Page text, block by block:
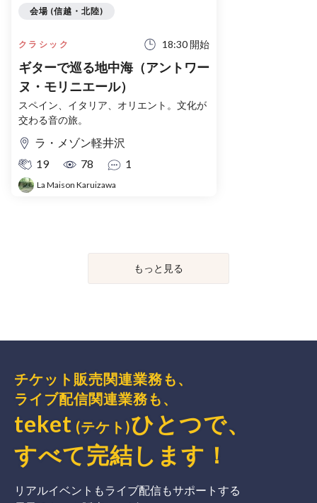
クラシック 18:30 開始
ギターで巡る地中海（アントワー
ヌ・モリニエール）
スペイン、イタリア、オリエント。文化が
交わる音の旅。
ラ・メゾン軽井沢
19
78 1
La Maison Karuizawa
会場 (信越・北陸)
もっと見る
チケット販売関連業務も、
ライブ配信関連業務も、
teket (テケト)ひとつで、
すべて完結 します ！
リアルイベントもライブ配信もサポートする